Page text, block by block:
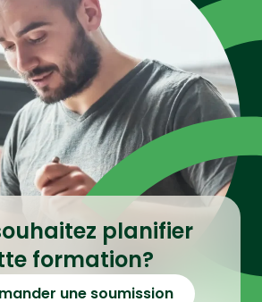
planifier
formation?
une soumission